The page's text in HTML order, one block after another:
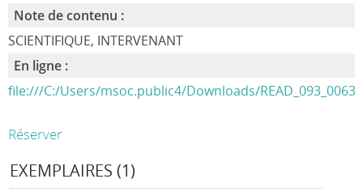
Note de contenu :
SCIENTIFIQUE, INTERVENANT
En ligne :
file:///C:/Users/msoc.public4/Downloads/
Réserver
EXEMPLAIRES (1)